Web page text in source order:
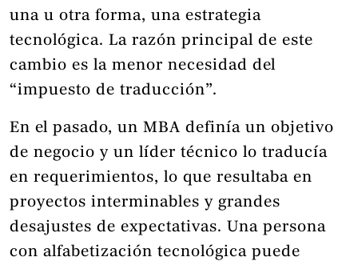
una u otra forma, una estrategia
tecnológica. La razón principal de este
cambio es la menor necesidad del
“impuesto de traducción”.
En el pasado, un MBA definía un objetivo
de negocio y un líder técnico lo traducía
en requerimientos, lo que resultaba en
proyectos interminables y grandes
desajustes de expectativas. Una persona
con alfabetización tecnológica puede